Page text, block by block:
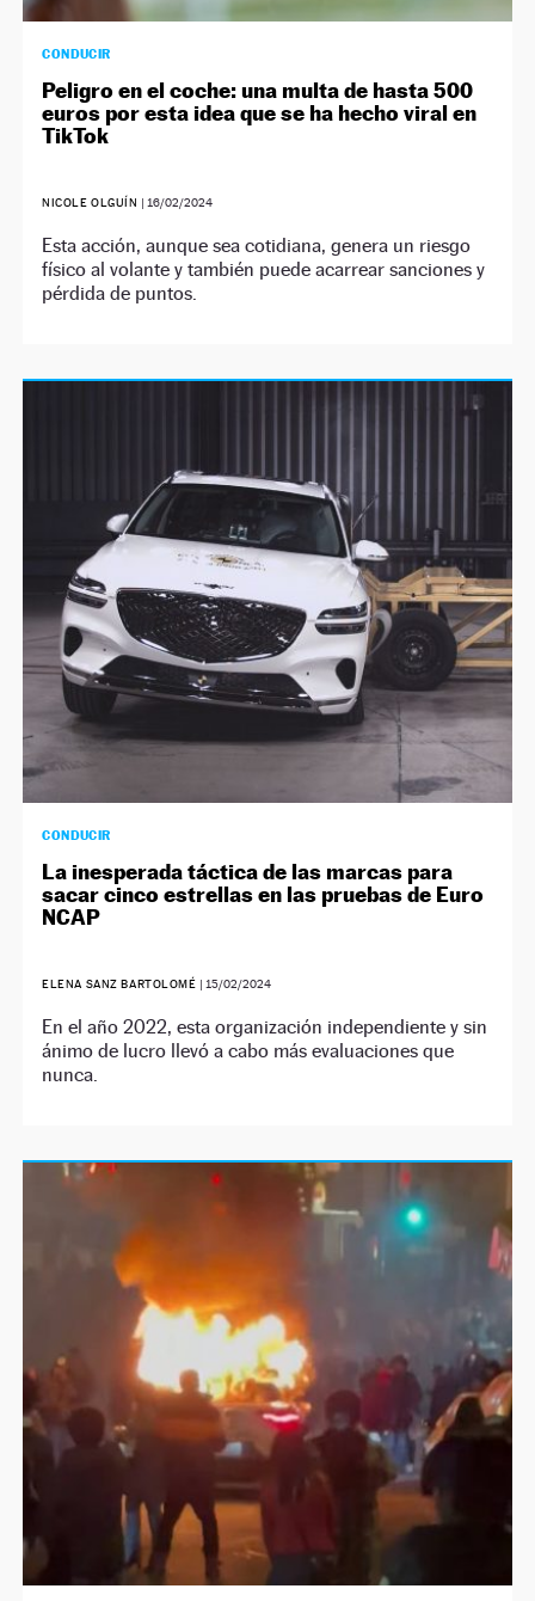
CONDUCIR
Peligro en el coche: una multa de hasta 500
euros por esta idea que se ha hecho viral en
TikTok
NICOLE OLGUÍN | 16/02/2024
Esta acción, aunque sea cotidiana, genera un riesgo
físico al volante y también puede acarrear sanciones y
pérdida de puntos.
CONDUCIR
La inesperada táctica de las marcas para
sacar cinco estrellas en las pruebas de Euro
NCAP
ELENA SANZ BARTOLOMÉ | 15/02/2024
En el año 2022, esta organización independiente y sin
ánimo de lucro llevó a cabo más evaluaciones que
nunca.